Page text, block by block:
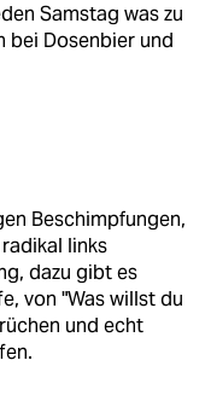
Samstag was zu
bei Dosenbier und
Beschimpfungen,
links
dazu gibt es
von "Was willst du
und echt